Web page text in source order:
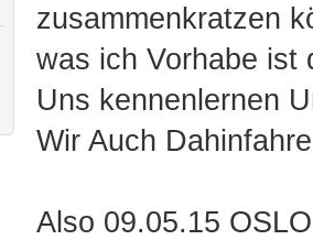
zusammenkratzen
was ich Vorhabe ist
Uns kennenlernen
Wir Auch
Also 09.05.15